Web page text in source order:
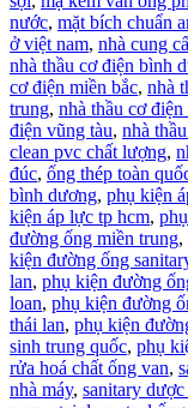
nước, mặt bích chuẩn
ở việt nam, nhà cung
nhà thầu cơ điện bình
cơ điện miền bắc, nhà
trung, nhà thầu cơ
điện vũng tàu, nhà
clean pvc chất lượng,
đúc, ống thép toàn
bình dương, phụ kiện
kiện áp lực tp hcm,
đường ống miền trung,
kiện đường ống
lan, phụ kiện đường
loan, phụ kiện đường
thái lan, phụ kiện
sinh trung quốc, phụ
rửa hoá chất ống van,
nhà máy, sanitary